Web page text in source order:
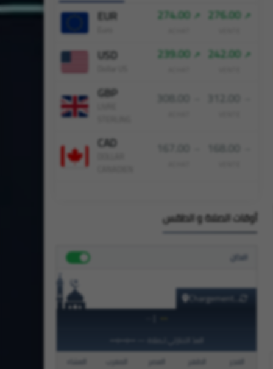
EUR 274.00 276.00
USD 239.00 242.00
GBP 308.00 312.00
CAD 167.00 168.00
أوقات الصلاة و الطقس
الاذان
Chargement...
العدّ التنازلي لـصلاة
الفجر الظهر العصر المغرب العشاء